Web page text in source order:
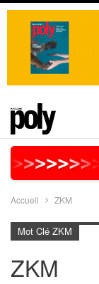
>>>>>>>
Accueil ZKM
Mot Clé ZKM
ZKM